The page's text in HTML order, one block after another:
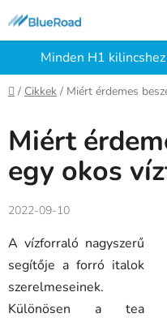
fő
tartalomhozMinden H1
Kezdőlap
/ Cikkek / Miért érdemes
Miért
egy okos
2022-09-10
A vízforraló nagyszerű
segítője a forró italok
szerelmeseinek.
Különösen a tea